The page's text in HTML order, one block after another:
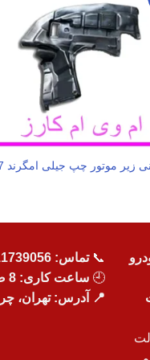
زیر موتور چپ جیلی امگرند 7
📞تماس:
🕘 ساعت کاری: 8 صبح تا 9 شب
📍 آدرس: تهران،